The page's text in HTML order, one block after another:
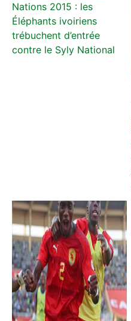
Nations 2015 : les
Éléphants ivoiriens
trébuchent d’entrée
contre le Syly National